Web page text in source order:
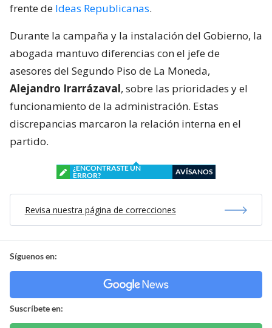
frente de Ideas Republicanas.
Durante la campaña y la instalación del Gobierno, la
abogada mantuvo diferencias con el jefe de
asesores del Segundo Piso de La Moneda,
Alejandro Irarrázaval, sobre las prioridades y el
funcionamiento de la administración. Estas
discrepancias marcaron la relación interna en el
partido.
¿ENCONTRASTE UN
ERROR?
AVÍSANOS
Revisa nuestra página de correcciones
Síguenos en:
Suscríbete en: